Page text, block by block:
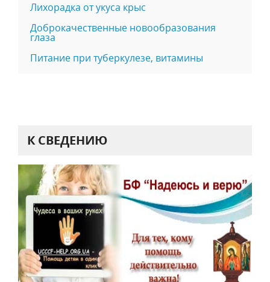
Лихорадка от укуса крыс
Доброкачественные новообразования
глаза
Питание при туберкулезе, витамины
К СВЕДЕНИЮ